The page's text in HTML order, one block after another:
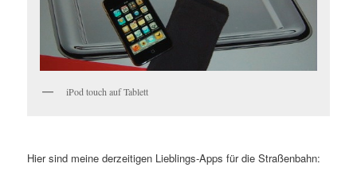
iPod touch auf Tablett
Hier sind meine derzeitigen Lieblings-Apps für die Straßenbahn: